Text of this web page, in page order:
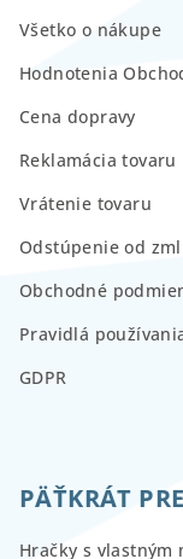
Všetko o nákupe
Hodnotenia
Cena dopravy
Reklamácia tovaru
Vrátenie tovaru
Odstúpenie od
Obchodné
Pravidlá
GDPR
PÄŤKRÁT
Hračky s vlastným